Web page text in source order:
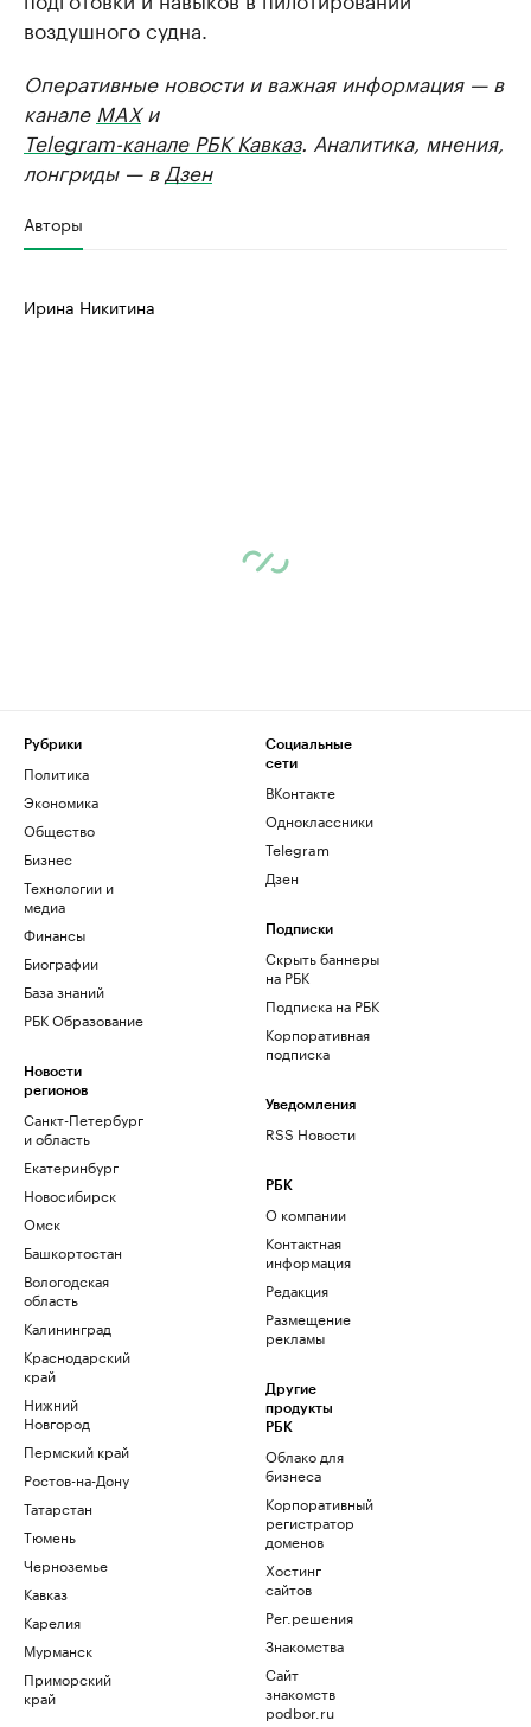
воздушного судна.
Оперативные новости и важная информация — в
канале MAXи
Telegram-канале РБК Кавказ. Аналитика, мнения,
лонгриды — в Дзен
Авторы
Ирина Никитина
Рубрики
Политика
Экономика
Общество
Бизнес
Технологии и
медиа
Финансы
Биографии
База знаний
РБК Образование
Новости
регионов
Санкт-Петербург
и область
Екатеринбург
Новосибирск
Омск
Башкортостан
Вологодская
область
Калининград
Краснодарский
край
Нижний
Новгород
Пермский край
Ростов-на-Дону
Татарстан
Тюмень
Черноземье
Кавказ
Карелия
Мурманск
Приморский
край
Социальные
сети
ВКонтакте
Одноклассники
Telegram
Дзен
Подписки
Скрыть баннеры
на РБК
Подписка на РБК
Корпоративная
подписка
Уведомления
RSS Новости
РБК
О компании
Контактная
информация
Редакция
Размещение
рекламы
Другие
продукты
РБК
Облако для
бизнеса
Корпоративный
регистратор
доменов
Хостинг
сайтов
Рег.решения
Знакомства
Сайт
знакомств
podbor.ru